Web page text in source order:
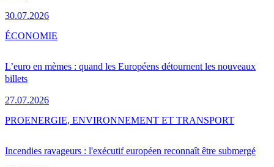
30.07.2026
L’euro en mèmes : quand les Européens détournent les nouveaux
billets
27.07.2026
ÉCONOMIE
Incendies ravageurs : l'exécutif européen reconnaît être submergé
PROENERGIE, ENVIRONNEMENT ET TRANSPORT